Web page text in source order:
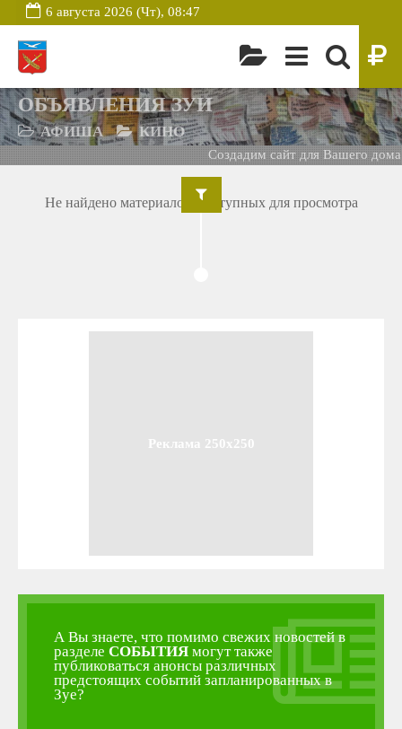
6 августа 2026 (Чт), 08:47
ОБЪЯВЛЕНИЯ ЗУИ
АФИША КИНО
Создадим сайт для Вашего дома
Не найдено материалов, доступных для просмотра
Реклама 250x250
А Вы знаете, что помимо свежих новостей в
разделе СОБЫТИЯ могут также
публиковаться анонсы различных
предстоящих событий запланированных в
Зуе?